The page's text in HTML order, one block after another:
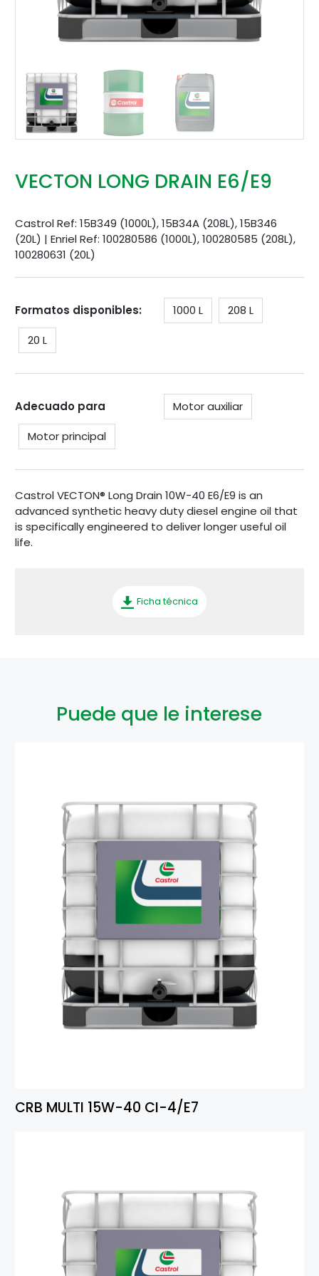
VECTON LONG DRAIN E6/E9
Castrol Ref: 15B349 (1000L), 15B34A (208L), 15B346
(20L) | Enriel Ref: 100280586 (1000L), 100280585 (208L),
100280631 (20L)
Formatos disponibles: 1000 L
208 L
20 L
Adecuado para
Motor auxiliar
Motor principal
Castrol VECTON® Long Drain 10W-40 E6/E9 is an
advanced synthetic heavy duty diesel engine oil that
is specifically engineered to deliver longer useful oil
life.
Ficha técnica
Puede que le interese
CRB MULTI 15W-40 CI-4/E7